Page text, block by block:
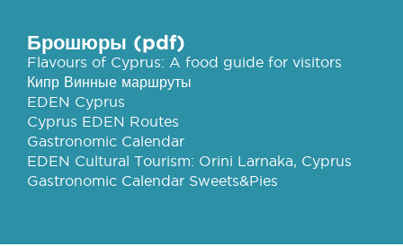
Брошюры (pdf)
Flavours of Cyprus: A food guide for visitors
Кипр Винные маршруты
EDEN Cyprus
Cyprus EDEN Routes
Gastronomic Calendar
EDEN Cultural Tourism: Orini Larnaka, Cyprus
Gastronomic Calendar Sweets&Pies